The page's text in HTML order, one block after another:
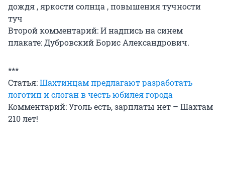
дождя , яркости солнца , повышения тучности
туч
Второй комментарий: И надпись на синем
плакате: Дубровский Борис Александрович.
***
Статья:Шахтинцам предлагают разработать
логотип и слоган в честь юбилея города
Комментарий: Уголь есть, зарплаты нет – Шахтам
210 лет!